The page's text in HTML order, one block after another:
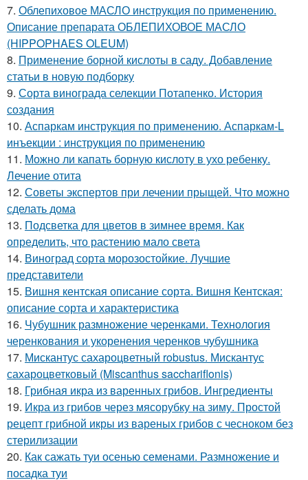
7. Облепиховое МАСЛО инструкция по применению.
Описание препарата ОБЛЕПИХОВОЕ МАСЛО
(HIPPOPHAES OLEUM)
8. Применение борной кислоты в саду. Добавление
статьи в новую подборку
9. Сорта винограда селекции Потапенко. История
создания
10. Аспаркам инструкция по применению. Аспаркам-L
инъекции : инструкция по применению
11. Можно ли капать борную кислоту в ухо ребенку.
Лечение отита
12. Советы экспертов при лечении прыщей. Что можно
сделать дома
13. Подсветка для цветов в зимнее время. Как
определить, что растению мало света
14. Виноград сорта морозостойкие. Лучшие
представители
15. Вишня кентская описание сорта. Вишня Кентская:
описание сорта и характеристика
16. Чубушник размножение черенками. Технология
черенкования и укоренения черенков чубушника
17. Мискантус сахароцветный robustus. Мискантус
сахароцветковый (Miscanthus sacchariflonis)
18. Грибная икра из варенных грибов. Ингредиенты
19. Икра из грибов через мясорубку на зиму. Простой
рецепт грибной икры из вареных грибов с чесноком без
стерилизации
20. Как сажать туи осенью семенами. Размножение и
посадка туи